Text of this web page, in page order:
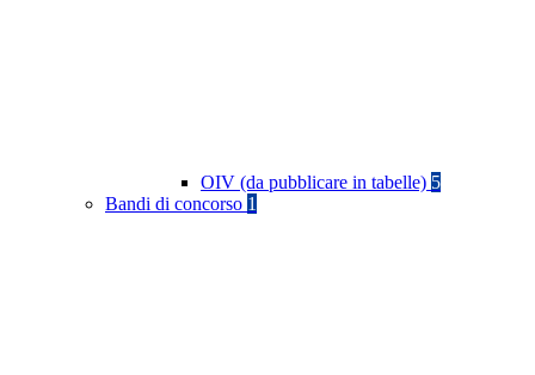
OIV (da pubblicare in tabelle) 5
Bandi di concorso 1